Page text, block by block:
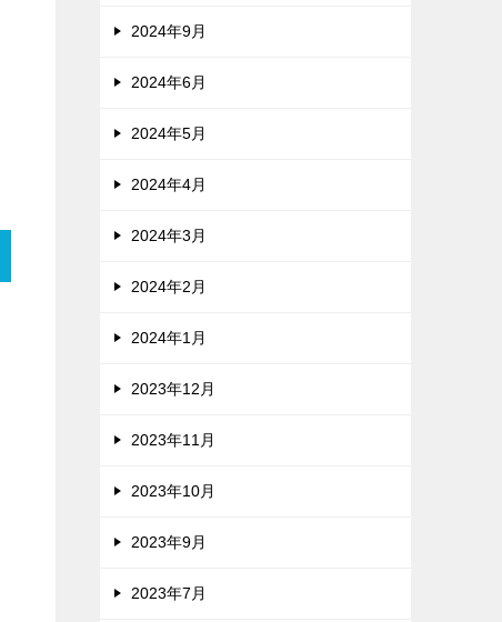
2024年9月
2024年6月
2024年5月
2024年4月
2024年3月
2024年2月
2024年1月
2023年12月
2023年11月
2023年10月
2023年9月
2023年7月